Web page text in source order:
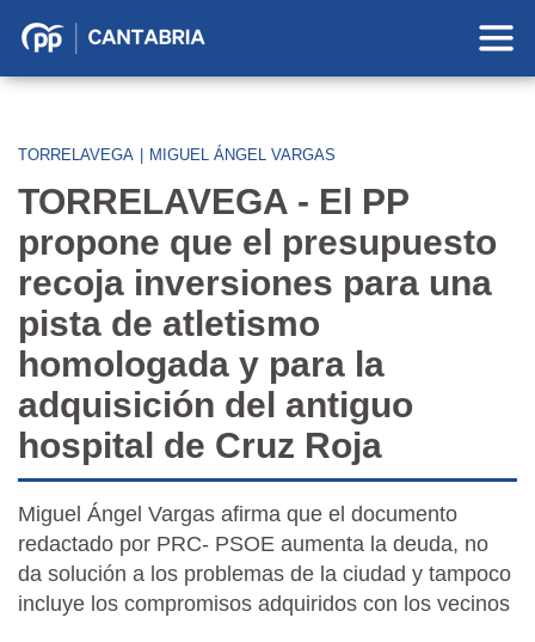
Partido
Cantabria
TORRELAVEGA MIGUEL ÁNGEL VARGAS
TORRELAVEGA - El PP
propone que el presupuesto
recoja inversiones para una
pista de atletismo
homologada y para la
adquisición del antiguo
hospital de Cruz Roja
Miguel Ángel Vargas afirma que el documento
redactado por PRC- PSOE aumenta la deuda, no
da solución a los problemas de la ciudad y tampoco
incluye los compromisos adquiridos con los vecinos